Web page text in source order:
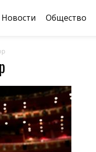
Новости Общество